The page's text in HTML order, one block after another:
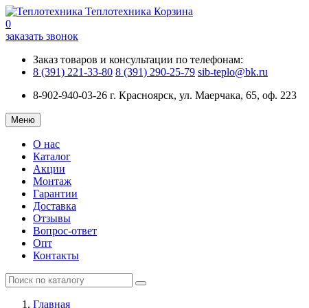
Теплотехника Корзина
0
заказать звонок
Заказ товаров и консультации по телефонам:
8 (391) 221-33-80 8 (391) 290-25-79 sib-teplo@bk.ru
8-902-940-03-26 г. Красноярск, ул. Маерчака, 65, оф. 223
Меню
О нас
Каталог
Акции
Монтаж
Гарантии
Доставка
Отзывы
Вопрос-ответ
Опт
Контакты
Главная